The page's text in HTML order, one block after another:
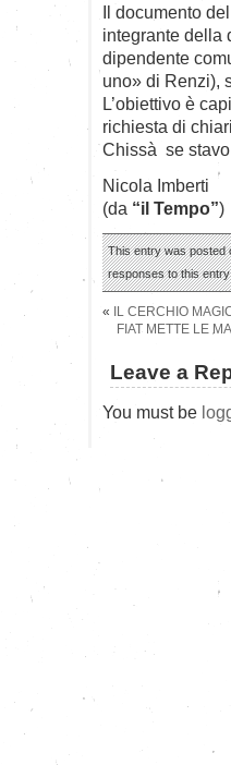
Il documento
integrante della
dipendente
uno» di Renzi),
L’obiettivo è
richiesta di
Chissà se
Nicola Imberti
(da “il Tempo”)
This entry was posted
responses to this
«
IL CERCHIO
FIAT METTE LE
Leave a
You must be